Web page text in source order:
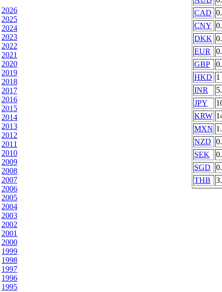
2026
2025
2024
2023
2022
2021
2020
2019
2018
2017
2016
2015
2014
2013
2012
2011
2010
2009
2008
2007
2006
2005
2004
2003
2002
2001
2000
1999
1998
1997
1996
1995
CAD
CNY
DKK
EUR
GBP
HKD 1
INR
JPY
KRW
MXN
NZD
SEK
SGD
THB